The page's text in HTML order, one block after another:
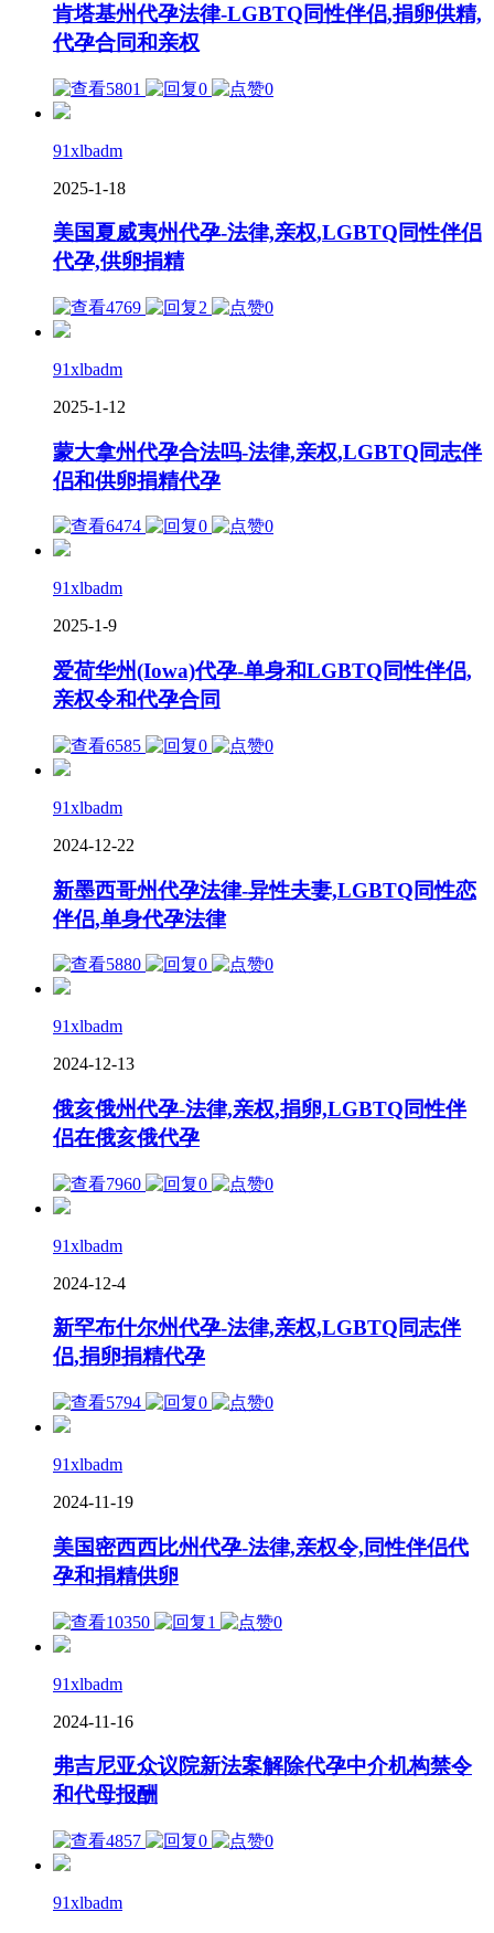
肯塔基州代孕法律-LGBTQ同性伴侣,捐卵供精,
代孕合同和亲权
5801 0 0
91xlbadm
2025-1-18
美国夏威夷州代孕-法律,亲权,LGBTQ同性伴侣
代孕,供卵捐精
4769 2 0
91xlbadm
2025-1-12
蒙大拿州代孕合法吗-法律,亲权,LGBTQ同志伴
侣和供卵捐精代孕
6474 0 0
91xlbadm
2025-1-9
爱荷华州(Iowa)代孕-单身和LGBTQ同性伴侣,
亲权令和代孕合同
6585 0 0
91xlbadm
2024-12-22
新墨西哥州代孕法律-异性夫妻,LGBTQ同性恋
伴侣,单身代孕法律
5880 0 0
91xlbadm
2024-12-13
俄亥俄州代孕-法律,亲权,捐卵,LGBTQ同性伴
侣在俄亥俄代孕
7960 0 0
91xlbadm
2024-12-4
新罕布什尔州代孕-法律,亲权,LGBTQ同志伴
侣,捐卵捐精代孕
5794 0 0
91xlbadm
2024-11-19
美国密西西比州代孕-法律,亲权令,同性伴侣代
孕和捐精供卵
10350 1 0
91xlbadm
2024-11-16
弗吉尼亚众议院新法案解除代孕中介机构禁令
和代母报酬
4857 0 0
91xlbadm